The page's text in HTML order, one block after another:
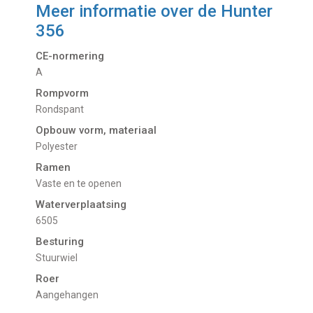
Meer informatie over de Hunter
356
CE-normering
A
Rompvorm
Rondspant
Opbouw vorm, materiaal
Polyester
Ramen
Vaste en te openen
Waterverplaatsing
6505
Besturing
Stuurwiel
Roer
Aangehangen